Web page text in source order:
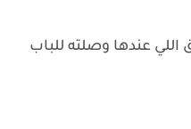
اللي عندها وصلته للباب